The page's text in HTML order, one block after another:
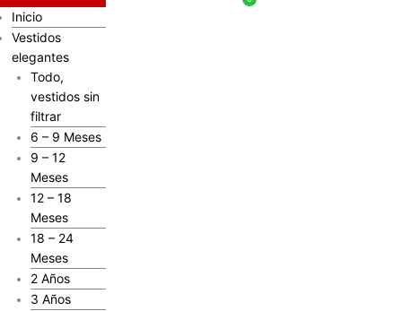
Inicio
Vestidos
elegantes
Todo,
vestidos sin
filtrar
6 – 9 Meses
9 – 12
Meses
12 – 18
Meses
18 – 24
Meses
2 Años
3 Años